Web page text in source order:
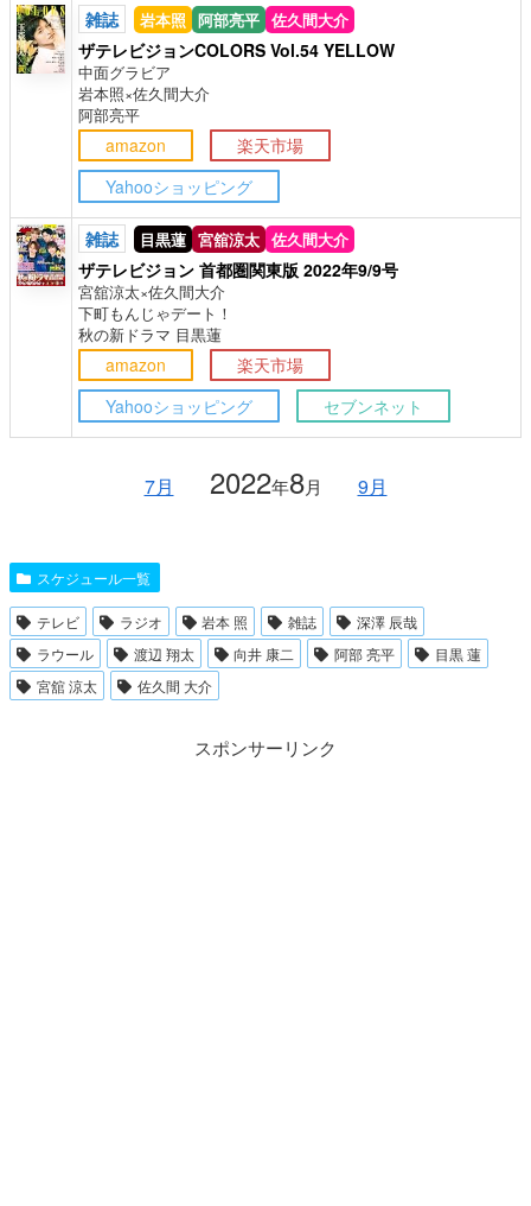
雑誌
岩本照 阿部亮平 佐久間大介
ザテレビジョンCOLORS Vol.54 YELLOW
中面グラビア
岩本照×佐久間大介
阿部亮平
amazon
楽天市場
Yahooショッピング
雑誌 目黒蓮 宮舘涼太 佐久間大介
ザテレビジョン 首都圏関東版 2022年9/9号
宮舘涼太×佐久間大介
下町もんじゃデート！
秋の新ドラマ 目黒蓮
amazon
楽天市場
Yahooショッピング
セブンネット
7月 2022年8月 9月
スケジュール一覧
テレビ ラジオ 岩本 照 雑誌
深澤 辰哉
ラウール
渡辺 翔太 向井 康二 阿部 亮平
目黒 蓮
宮舘 涼太
佐久間 大介
スポンサーリンク